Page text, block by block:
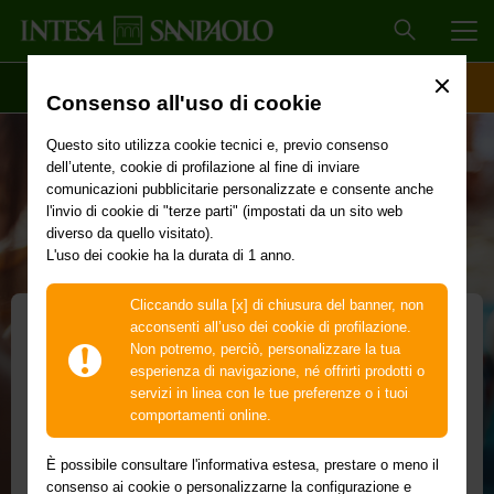
Consenso all'uso di cookie
Questo sito utilizza cookie tecnici e, previo consenso
dell’utente, cookie di profilazione al fine di inviare
comunicazioni pubblicitarie personalizzate e consente anche
l'invio di cookie di "terze parti" (impostati da un sito web
diverso da quello visitato).
L'uso dei cookie ha la durata di 1 anno.
Cliccando sulla [x] di chiusura del banner, non
acconsenti all’uso dei cookie di profilazione.
Non potremo, perciò, personalizzare la tua
esperienza di navigazione, né offrirti prodotti o
servizi in linea con le tue preferenze o i tuoi
comportamenti online.
È possibile consultare l'informativa estesa, prestare o meno il
consenso ai cookie o personalizzarne la configurazione e
Alti e bassi con le bollette?
Scopri se puoi risparmiare
su luce e gas con il partner